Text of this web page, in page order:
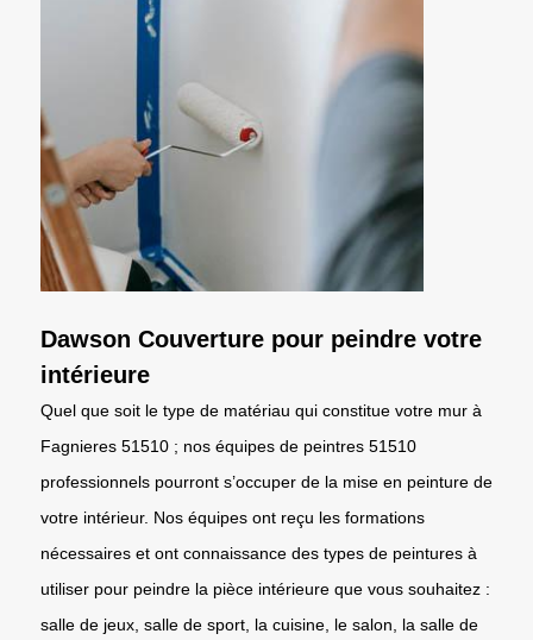
Dawson Couverture pour peindre votre
intérieure
Quel que soit le type de matériau qui constitue votre mur à
Fagnieres 51510 ; nos équipes de peintres 51510
professionnels pourront s’occuper de la mise en peinture de
votre intérieur. Nos équipes ont reçu les formations
nécessaires et ont connaissance des types de peintures à
utiliser pour peindre la pièce intérieure que vous souhaitez :
salle de jeux, salle de sport, la cuisine, le salon, la salle de